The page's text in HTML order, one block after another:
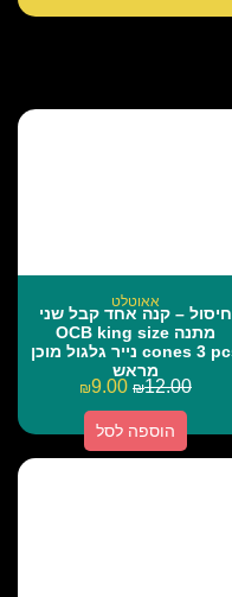
אאוטלט
חיסול – קנה אחד קבל שני
מתנה OCB king size
cones 3 pcs נייר גלגול מוכן
מראש
₪12.00
₪9.00
הוספה לסל